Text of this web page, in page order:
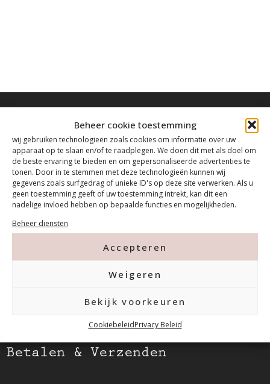
Beheer cookie toestemming
wij gebruiken technologieën zoals cookies om informatie over uw
apparaat op te slaan en/of te raadplegen. We doen dit met als doel om
de beste ervaring te bieden en om gepersonaliseerde advertenties te
tonen. Door in te stemmen met deze technologieën kunnen wij
gegevens zoals surfgedrag of unieke ID's op deze site verwerken. Als u
geen toestemming geeft of uw toestemming intrekt, kan dit een
nadelige invloed hebben op bepaalde functies en mogelijkheden.
Beheer diensten
Accepteren
Weigeren
Bekijk voorkeuren
CookiebeleidPrivacy Beleid
Contact
Tanthofdreef 7 2623 EW Delft
015-2120822
info@mfacademy.nl
Betalen & Verzenden